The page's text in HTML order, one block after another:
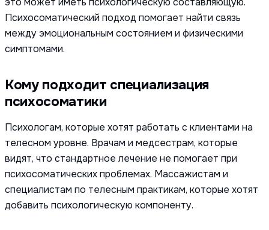
Психосоматический подход помогает найти связь
между эмоциональным состоянием и физическими
симптомами.
Кому подходит специализация
психосоматики
Психологам, которые хотят работать с клиентами на
телесном уровне. Врачам и медсестрам, которые
видят, что стандартное лечение не помогает при
психосоматических проблемах. Массажистам и
специалистам по телесным практикам, которые хотят
добавить психологическую компоненту.